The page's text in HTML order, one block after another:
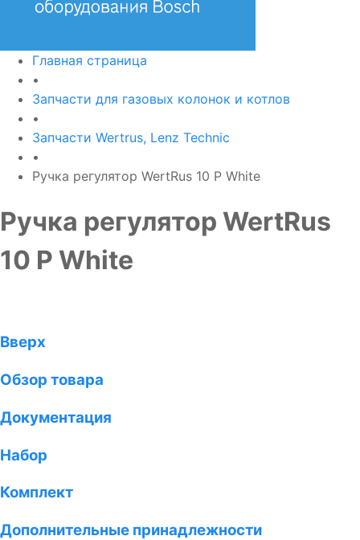
Главная страница
•
Запчасти для газовых колонок и котлов
•
Запчасти Wertrus, Lenz Technic
•
Ручка регулятор WertRus 10 P White
Ручка регулятор WertRus
10 P White
Вверх
Обзор товара
Документация
Набор
Комплект
Дополнительные принадлежности